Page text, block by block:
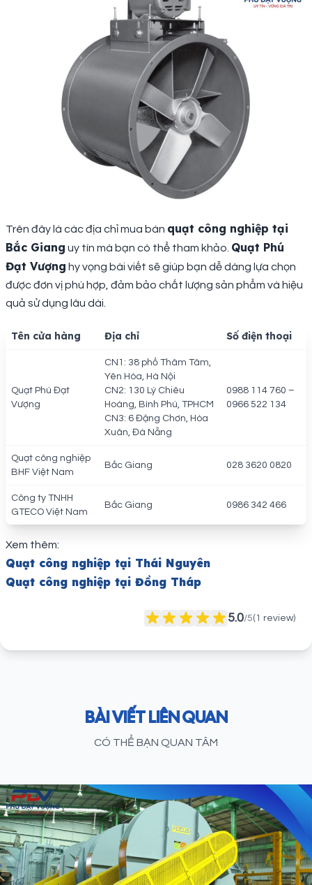
Trên đây là các địa chỉ mua bán quạt công nghiệp tại
Bắc Giang uy tín mà bạn có thể tham khảo. Quạt Phú
Đạt Vượng hy vọng bài viết sẽ giúp bạn dễ dàng lựa chọn
được đơn vị phù hợp, đảm bảo chất lượng sản phẩm và hiệu
quả sử dụng lâu dài.
Tên cửa hàng Địa chỉ Số điện thoại
Quạt Phú Đạt
Vượng
CN1: 38 phố Thâm Tâm,
Yên Hòa, Hà Nội
CN2: 130 Lý Chiêu
Hoàng, Bình Phú, TPHCM
CN3: 6 Đặng Chơn, Hòa
Xuân, Đà Nẵng
0988 114 760 –
0966 522 134
Quạt công nghiệp
BHF Việt Nam
Bắc Giang 028 3620 0820
Công ty TNHH
GTECO Việt Nam
Bắc Giang 0986 342 466
Xem thêm:
Quạt công nghiệp tại Thái Nguyên
Quạt công nghiệp tại Đồng Tháp
5.0/5( 1 review)
BÀI VIẾT LIÊN QUAN
CÓ THỂ BẠN QUAN TÂM